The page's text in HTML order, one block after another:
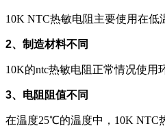
10K NTC热敏电阻主要使用在低
2、制造材料不同
10K的ntc热敏电阻正常情况使用
3、电阻阻值不同
在温度25℃的温度中，10K NTC